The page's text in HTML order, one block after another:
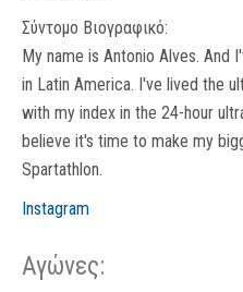
Σύντομο Βιογραφικό:
My name is Antonio Alves.
in Latin America. I've lived the
with my index in the 24-hour
believe it's time to make my
Spartathlon.
Instagram
Αγώνες: